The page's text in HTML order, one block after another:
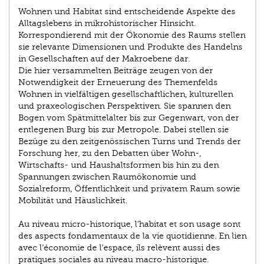
Wohnen und Habitat sind entscheidende Aspekte des
Alltagslebens in mikrohistorischer Hinsicht.
Korrespondierend mit der Ökonomie des Raums stellen
sie relevante Dimensionen und Produkte des Handelns
in Gesellschaften auf der Makroebene dar.
Die hier versammelten Beiträge zeugen von der
Notwendigkeit der Erneuerung des Themenfelds
Wohnen in vielfältigen gesellschaftlichen, kulturellen
und praxeologischen Perspektiven. Sie spannen den
Bogen vom Spätmittelalter bis zur Gegenwart, von der
entlegenen Burg bis zur Metropole. Dabei stellen sie
Bezüge zu den zeitgenössischen Turns und Trends der
Forschung her, zu den Debatten über Wohn-,
Wirtschafts- und Haushaltsformen bis hin zu den
Spannungen zwischen Raumökonomie und
Sozialreform, Öffentlichkeit und privatem Raum sowie
Mobilität und Häuslichkeit.
Au niveau micro-historique, l’habitat et son usage sont
des aspects fondamentaux de la vie quotidienne. En lien
avec l’économie de l’espace, ils relèvent aussi des
pratiques sociales au niveau macro-historique.